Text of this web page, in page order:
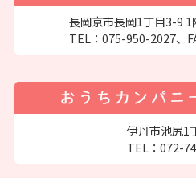
長岡京市長岡1丁目3-9 1
TEL： 075-950-2027、
伊丹市池尻1
TEL： 072-